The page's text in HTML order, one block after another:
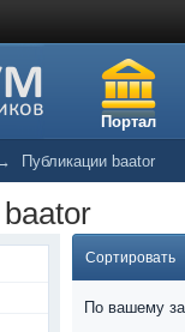
Портал
Публикации baator
Сортировать
По вашему